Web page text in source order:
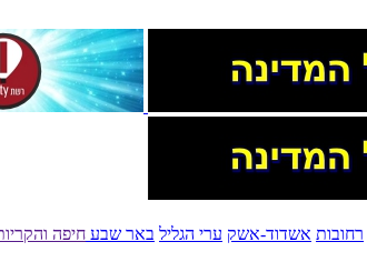
רחובות אשדוד-אשק ערי הגליל באר שבע חיפה